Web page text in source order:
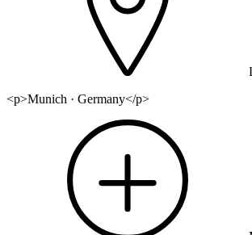
<p>Munich · Germany</p>